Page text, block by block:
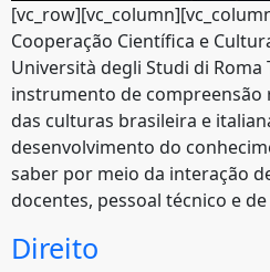
Cooperação Científica e
Università degli Studi di Roma
instrumento de
das culturas brasileira e
desenvolvimento do
saber por meio da interação
docentes, pessoal técnico e
Direito